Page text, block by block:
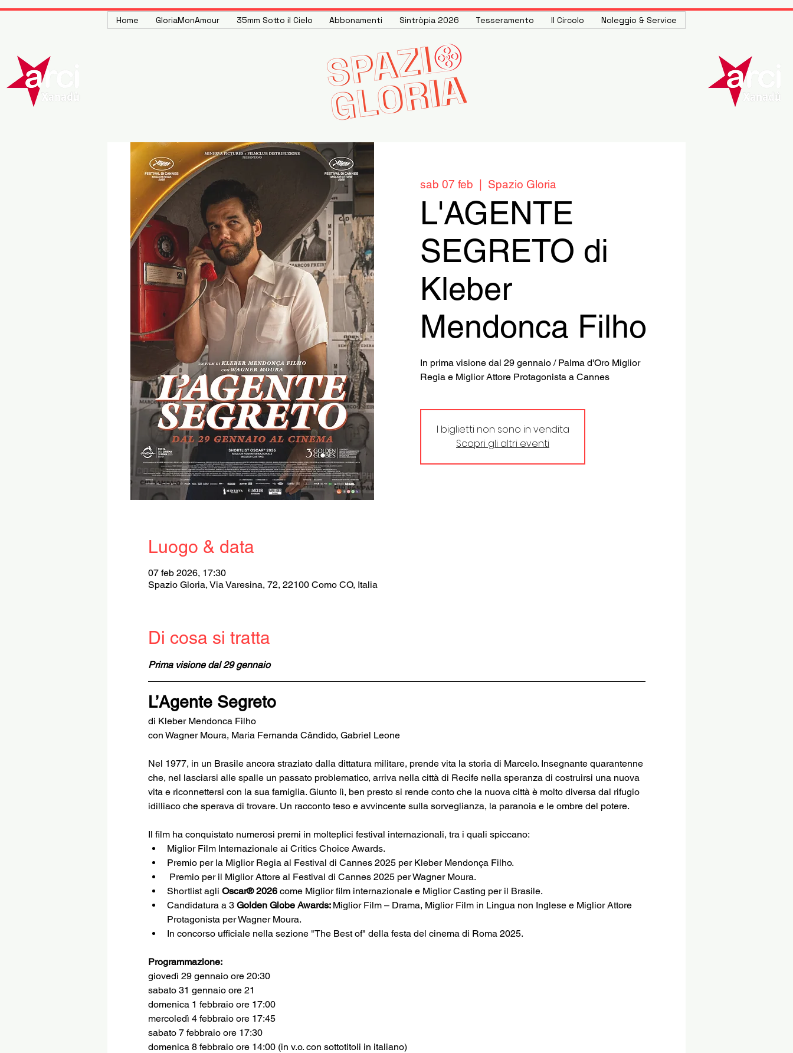
Home GloriaMonAmour 35mm Sotto il Cielo Abbonamenti Sintròpia 2026 Tesseramento Il Circolo Noleggio & Service
sab 07 feb Spazio Gloria
L'AGENTE
SEGRETO di
Kleber
Mendonca Filho
In prima visione dal 29 gennaio / Palma d'Oro Miglior
Regia e Miglior Attore Protagonista a Cannes
I biglietti non sono in vendita
Scopri gli altri eventi
Luogo & data
07 feb 2026, 17:30
Spazio Gloria, Via Varesina, 72, 22100 Como CO, Italia
Di cosa si tratta
Prima visione dal 29 gennaio
L’Agente Segreto
di Kleber Mendonca Filho
con Wagner Moura, Maria Fernanda Cândido, Gabriel Leone
Nel 1977, in un Brasile ancora straziato dalla dittatura militare, prende vita la storia di Marcelo. Insegnante quarantenne
che, nel lasciarsi alle spalle un passato problematico, arriva nella città di Recife nella speranza di costruirsi una nuova
vita e riconnettersi con la sua famiglia. Giunto lì, ben presto si rende conto che la nuova città è molto diversa dal rifugio
idilliaco che sperava di trovare. Un racconto teso e avvincente sulla sorveglianza, la paranoia e le ombre del potere.
Il film ha conquistato numerosi premi in molteplici festival internazionali, tra i quali spiccano:
Miglior Film Internazionale ai Critics Choice Awards.
Premio per la Miglior Regia al Festival di Cannes 2025 per Kleber Mendonça Filho.
Premio per il Miglior Attore al Festival di Cannes 2025 per Wagner Moura.
Shortlist agli Oscar® 2026 come Miglior film internazionale e Miglior Casting per il Brasile.
Candidatura a 3 Golden Globe Awards: Miglior Film – Drama, Miglior Film in Lingua non Inglese e Miglior Attore
Protagonista per Wagner Moura.
In concorso ufficiale nella sezione "The Best of" della festa del cinema di Roma 2025.
Programmazione:
giovedì 29 gennaio ore 20:30
sabato 31 gennaio ore 21
domenica 1 febbraio ore 17:00
mercoledì 4 febbraio ore 17:45
sabato 7 febbraio ore 17:30
domenica 8 febbraio ore 14:00 (in v.o. con sottotitoli in italiano)